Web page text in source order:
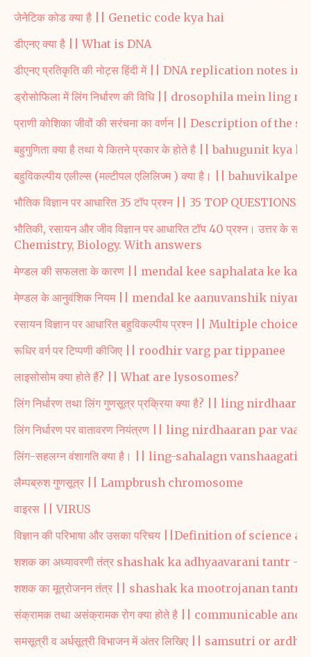
जेनेटिक कोड क्या है || Genetic code kya hai
डीएनए क्या है || What is DNA
डीएनए प्रतिकृति की नोट्स हिंदी में || DNA replication notes in
ड्रोसोफिला में लिंग निर्धारण की विधि || drosophila mein
प्राणी कोशिका जीवों की सरंचना का वर्णन || Description of
बहुगुणिता क्या है तथा ये कितने प्रकार के होते है || bahugunit
बहुविकल्पीय एलील्स (मल्टीपल एलिलिज्म ) क्या है। ||
भौतिक विज्ञान पर आधारित 35 टॉप प्रश्न || 35 TOP QUESTIONS
भौतिकी, रसायन और जीव विज्ञान पर आधारित टॉप 40 प्रश्न।
Chemistry, Biology. With answers
मेण्डल की सफलता के कारण || mendal kee saphalata ke
मेण्डल के आनुवंशिक नियम || mendal ke aanuvanshik niyam
रसायन विज्ञान पर आधारित बहुविकल्पीय प्रश्न || Multiple
रूधिर वर्ग पर टिप्पणी कीजिए || roodhir varg par tippanee
लाइसोसोम क्या होते हैं? || What are lysosomes?
लिंग निर्धारण तथा लिंग गुणसूत्र प्रक्रिया क्या है? || ling
लिंग निर्धारण पर वातावरण नियंत्रण || ling nirdhaaran par
लिंग-सहलग्न वंशागति क्या है। || ling-sahalagn vanshaagati
लैम्पब्रुश गुणसूत्र || Lampbrush chromosome
वाइरस || VIRUS
विज्ञान की परिभाषा और उसका परिचय ||Definition of
शशक का अध्यावरणी तंत्र shashak ka adhyaavarani tantr -
शशक का मूत्रोजनन तंत्र || shashak ka mootrojanan tantr -
संक्रामक तथा असंक्रामक रोग क्या होते है || communicable
समसूत्री व अर्धसूत्री विभाजन में अंतर लिखिए || samsutri or